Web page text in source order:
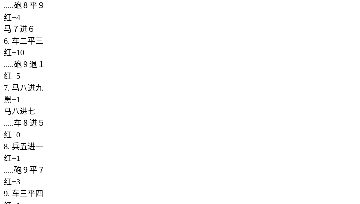
.....砲８平９
红+4
马７进６
6. 车二平三
红+10
.....砲９退１
红+5
7. 马八进九
黑+1
马八进七
.....车８进５
红+0
8. 兵五进一
红+1
.....砲９平７
红+3
9. 车三平四